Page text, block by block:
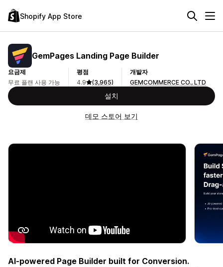
Shopify App Store
GemPages Landing Page Builder
요금제
무료 플랜 사용 가능
평점
4.9
(3,965)
개발자
GEMCOMMERCE CO., LTD
설치
데모 스토어 보기
AI-powered Page Builder built for Conversion.